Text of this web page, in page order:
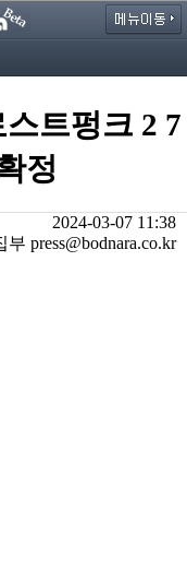
트펑크 2 7
정
2024-03-07 11:38
부 press@bodnara.co.kr